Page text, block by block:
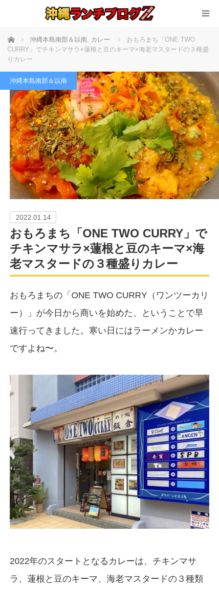
ホーム 沖縄本島南部＆以南, カレー
おもろまち「ONE TWO
CURRY」でチキンマサラ×蓮根と豆のキーマ×海老マスタードの３種盛
りカレー
沖縄本島南部＆以南
2022.01.14
おもろまち「ONE TWO CURRY」で
チキンマサラ×蓮根と豆のキーマ×海
老マスタードの３種盛りカレー
おもろまちの「ONE TWO CURRY（ワンツーカリ
ー）」が今日から商いを始めた、ということで早
速行ってきました。寒い日にはラーメンかカレー
ですよね〜。
2022年のスタートとなるカレーは、チキンマサ
ラ、蓮根と豆のキーマ、海老マスタードの３種類